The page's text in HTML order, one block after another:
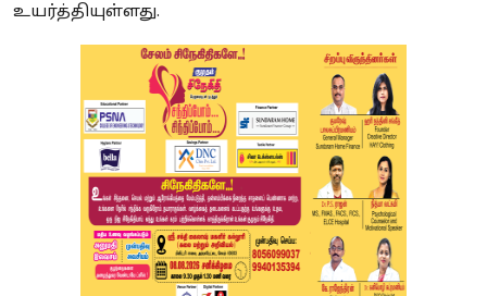
உயர்த்தியுள்ளது.